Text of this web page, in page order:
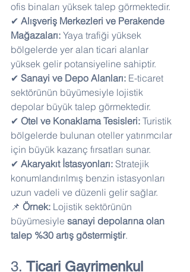
ofis binaları yüksek talep görmektedir.
✔ Alışveriş Merkezleri ve Perakende
Mağazaları: Yaya trafiği yüksek
bölgelerde yer alan ticari alanlar
yüksek gelir potansiyeline sahiptir.
✔ Sanayi ve Depo Alanları: E-ticaret
sektörünün büyümesiyle lojistik
depolar büyük talep görmektedir.
✔ Otel ve Konaklama Tesisleri: Turistik
bölgelerde bulunan oteller yatırımcılar
için büyük kazanç fırsatları sunar.
✔ Akaryakıt İstasyonları: Stratejik
konumlandırılmış benzin istasyonları
uzun vadeli ve düzenli gelir sağlar.
📌 Örnek: Lojistik sektörünün
büyümesiyle sanayi depolarına olan
talep %30 artış göstermiştir.
3. Ticari Gayrimenkul